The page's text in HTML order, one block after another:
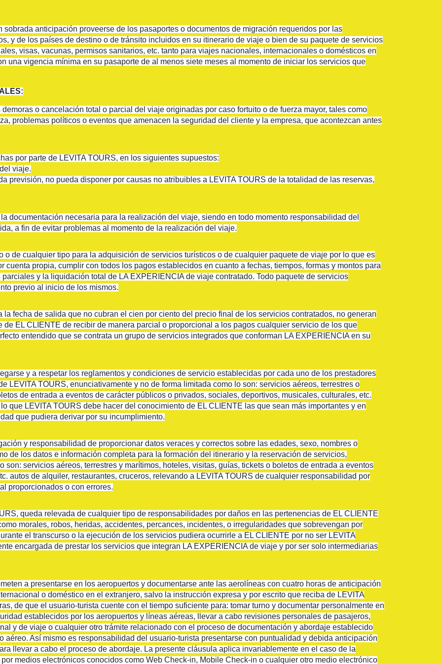
anticipación proveerse de los pasaportes o documentos de migración requeridos por las
y de los países de destino o de tránsito incluidos en su itinerario de viaje o bien de su paquete de servicios
visas, vacunas, permisos sanitarios, etc. tanto para viajes nacionales, internacionales o domésticos en
una vigencia mínima en su pasaporte de al menos siete meses al momento de iniciar los servicios que
o cancelación total o parcial del viaje originadas por caso fortuito o de fuerza mayor, tales como
problemas políticos o eventos que amenacen la seguridad del cliente y la empresa, que acontezcan antes
por parte de LEVITA TOURS, en los siguientes supuestos:
viaje.
previsión, no pueda disponer por causas no atribuibles a LEVITA TOURS de la totalidad de las reservas,
documentación necesaria para la realización del viaje, siendo en todo momento responsabilidad del
a fin de evitar problemas al momento de la realización del viaje.
o de cualquier tipo para la adquisición de servicios turísticos o de cualquier paquete de viaje por lo que es
propia, cumplir con todos los pagos establecidos en cuanto a fechas, tiempos, formas y montos para
y la liquidación total de LA EXPERIENCIA de viaje contratado. Todo paquete de servicios
previo al inicio de los mismos.
fecha de salida que no cubran el cien por ciento del precio final de los servicios contratados, no generan
EL CLIENTE de recibir de manera parcial o proporcional a los pagos cualquier servicio de los que
entendido que se contrata un grupo de servicios integrados que conforman LA EXPERIENCIA en su
y a respetar los reglamentos y condiciones de servicio establecidas por cada uno de los prestadores
LEVITA TOURS, enunciativamente y no de forma limitada como lo son: servicios aéreos, terrestres o
de entrada a eventos de carácter públicos o privados, sociales, deportivos, musicales, culturales, etc.
que LEVITA TOURS debe hacer del conocimiento de EL CLIENTE las que sean más importantes y en
que pudiera derivar por su incumplimiento.
y responsabilidad de proporcionar datos veraces y correctos sobre las edades, sexo, nombres o
de los datos e información completa para la formación del itinerario y la reservación de servicios,
son: servicios aéreos, terrestres y marítimos, hoteles, visitas, guías, tickets o boletos de entrada a eventos
autos de alquiler, restaurantes, cruceros, relevando a LEVITA TOURS de cualquier responsabilidad por
proporcionados o con errores.
queda relevada de cualquier tipo de responsabilidades por daños en las pertenencias de EL CLIENTE
morales, robos, heridas, accidentes, percances, incidentes, o irregularidades que sobrevengan por
el transcurso o la ejecución de los servicios pudiera ocurrirle a EL CLIENTE por no ser LEVITA
encargada de prestar los servicios que integran LA EXPERIENCIA de viaje y por ser solo intermediarias
a presentarse en los aeropuertos y documentarse ante las aerolíneas con cuatro horas de anticipación
o doméstico en el extranjero, salvo la instrucción expresa y por escrito que reciba de LEVITA
de que el usuario-turista cuente con el tiempo suficiente para: tomar turno y documentar personalmente en
establecidos por los aeropuertos y líneas aéreas, llevar a cabo revisiones personales de pasajeros,
y de viaje o cualquier otro trámite relacionado con el proceso de documentación y abordaje establecido
aéreo. Así mismo es responsabilidad del usuario-turista presentarse con puntualidad y debida anticipación
llevar a cabo el proceso de abordaje. La presente cláusula aplica invariablemente en el caso de la
medios electrónicos conocidos como Web Check-in, Mobile Check-in o cualquier otro medio electrónico